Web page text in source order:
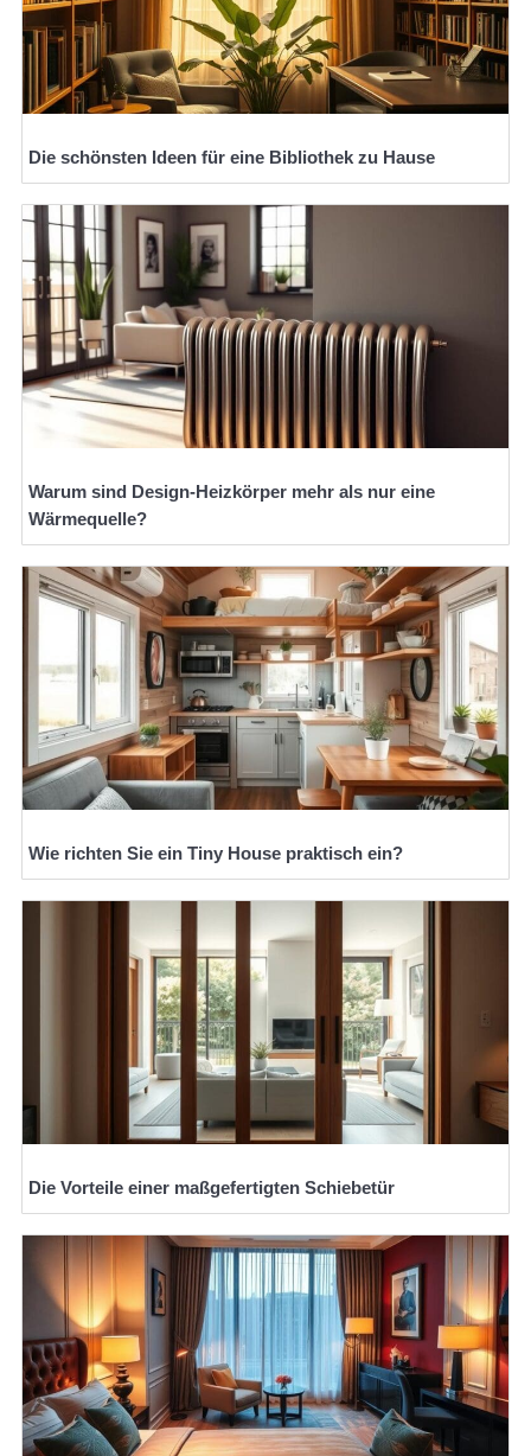
Die schönsten Ideen für eine Bibliothek zu Hause
Warum sind Design-Heizkörper mehr als nur eine
Wärmequelle?
Wie richten Sie ein Tiny House praktisch ein?
Die Vorteile einer maßgefertigten Schiebetür